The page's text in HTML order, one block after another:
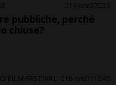
14 ore 7 33
pubbliche, perché
chiuse?
FILM FESTIVAL 18 ore 11 45